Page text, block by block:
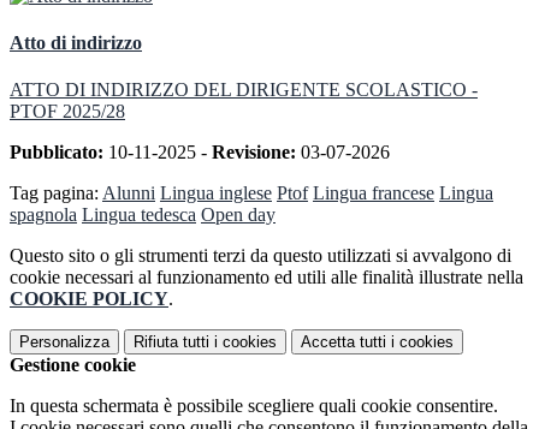
Atto di indirizzo
ATTO DI INDIRIZZO DEL DIRIGENTE SCOLASTICO -
PTOF 2025/28
Pubblicato: 10-11-2025 - Revisione: 03-07-2026
Tag pagina: Alunni Lingua inglese Ptof Lingua francese Lingua
spagnola Lingua tedesca Open day
Questo sito o gli strumenti terzi da questo utilizzati si avvalgono di
cookie necessari al funzionamento ed utili alle finalità illustrate nella
COOKIE POLICY.
Personalizza Rifiuta tutti i cookies Accetta tutti i cookies
Gestione cookie
In questa schermata è possibile scegliere quali cookie consentire.